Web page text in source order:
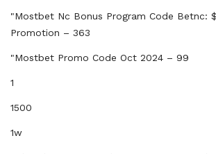
"mostbet Nc Bonus Program Code Betnc:
Promotion – 363
"mostbet Promo Code Oct 2024 – 99
1
1500
1w